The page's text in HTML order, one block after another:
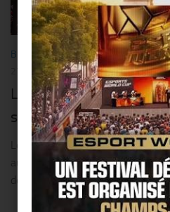
BUSINESS/FESTIVAL/ HIGH-TECH/
27 JUILLET 2026
Le « Esports Festival »
sur les Champs-Élysées
Le 2 août, le « Esports World Cup
au cœur de Paris pour une
dédiée à l’esport, au gaming et